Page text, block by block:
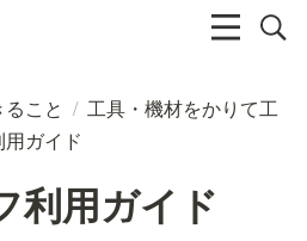
こと / 工具・機材をかりて工
ガイド
利用ガイド